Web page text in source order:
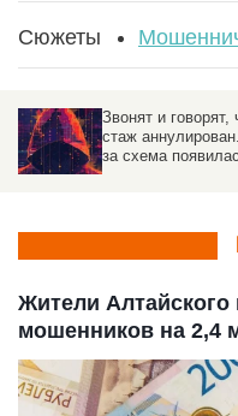
Сюжеты
Звонят и говорят,
стаж
за схема
Жители Алтайского
мошенников на 2,4